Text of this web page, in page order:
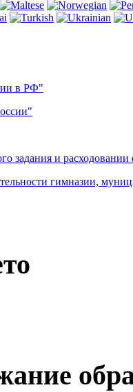
в РФ"
задания и
гимназии,